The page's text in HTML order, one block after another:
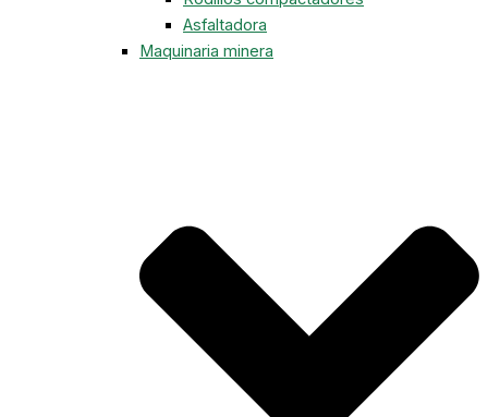
Asfaltadora
Maquinaria minera